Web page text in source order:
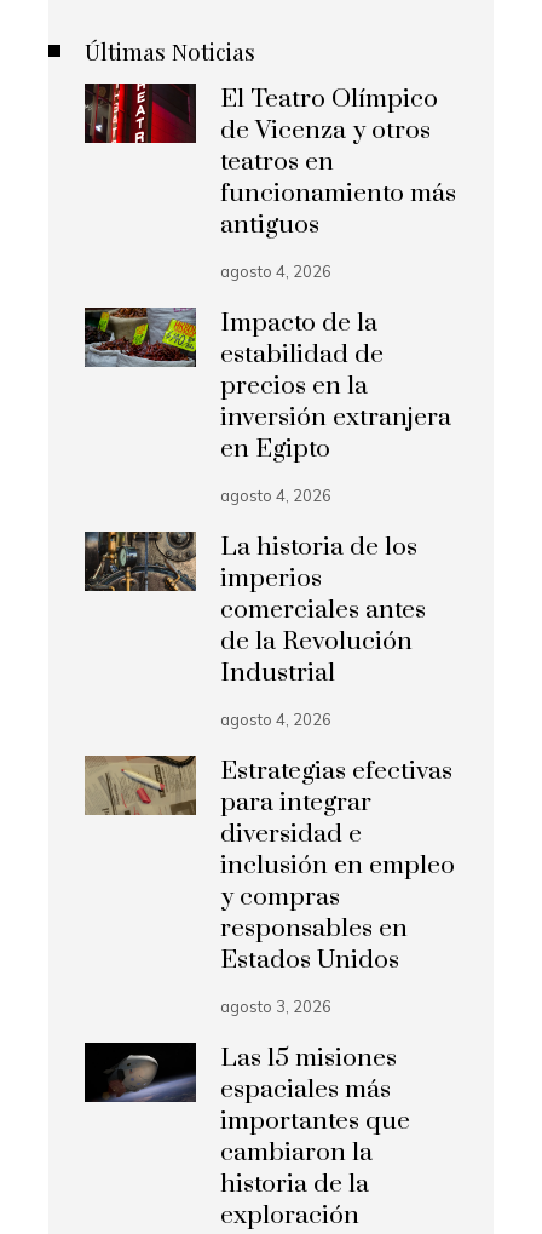
Últimas Noticias
El Teatro Olímpico
de Vicenza y otros
teatros en
funcionamiento más
antiguos
agosto 4, 2026
Impacto de la
estabilidad de
precios en la
inversión extranjera
en Egipto
agosto 4, 2026
La historia de los
imperios
comerciales antes
de la Revolución
Industrial
agosto 4, 2026
Estrategias efectivas
para integrar
diversidad e
inclusión en empleo
y compras
responsables en
Estados Unidos
agosto 3, 2026
Las 15 misiones
espaciales más
importantes que
cambiaron la
historia de la
exploración